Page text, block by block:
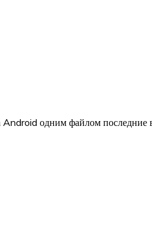
одним файлом последние